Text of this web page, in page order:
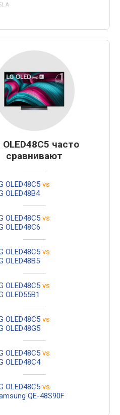
LG OLED55G5
OLED48C5 часто
сравнивают
OLED48C5 vs
OLED48B4
OLED48C5 vs
OLED48C6
OLED48C5 vs
OLED48B5
OLED48C5 vs
OLED55B1
OLED48C5 vs
OLED48G5
OLED48C5 vs
OLED48C4
OLED48C5 vs
QE-48S90F